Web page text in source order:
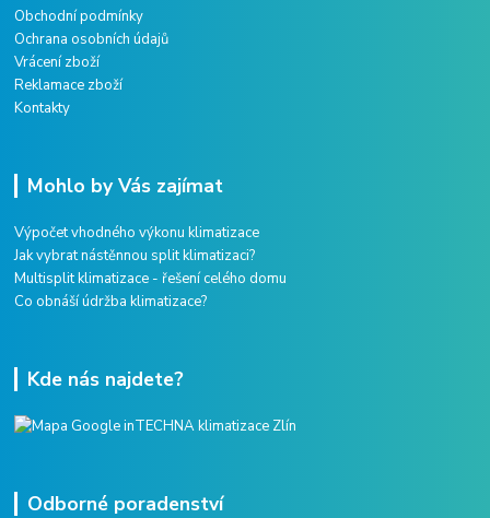
Obchodní podmínky
Ochrana osobních údajů
Vrácení zboží
Reklamace zboží
Kontakty
Mohlo by Vás zajímat
Výpočet vhodného výkonu klimatizace
Jak vybrat nástěnnou split klimatizaci?
Multisplit klimatizace - řešení celého domu
Co obnáší údržba klimatizace?
Kde nás najdete?
Odborné poradenství